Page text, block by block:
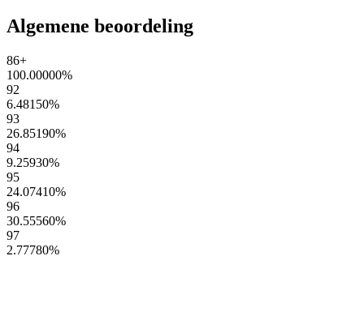
Algemene beoordeling
86+
100.00000%
92
6.48150%
93
26.85190%
94
9.25930%
95
24.07410%
96
30.55560%
97
2.77780%